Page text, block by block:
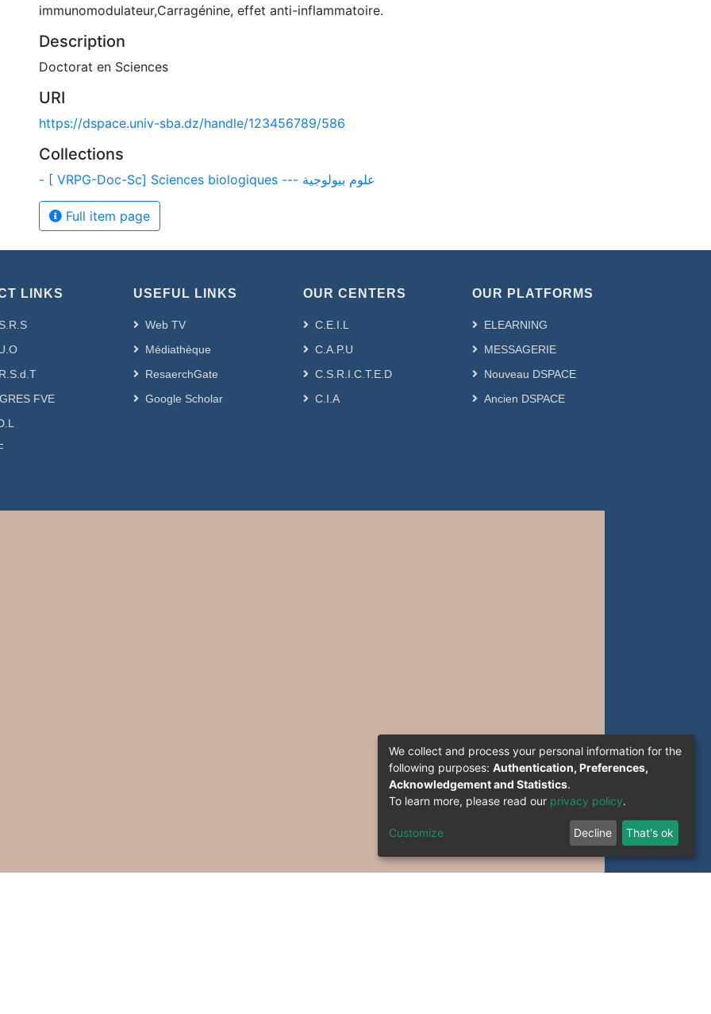
immunomodulateur,Carragénine, effet anti-inflammatoire.
Description
Doctorat en Sciences
URI
https://dspace.univ-sba.dz/handle/123456789/586
Collections
- [ VRPG-Doc-Sc] Sciences biologiques --- علوم بيولوجية
Full item page
LINKS
FVE
USEFUL LINKS
Web TV
Médiathèque
ResaerchGate
Google Scholar
OUR CENTERS
C.E.I.L
C.A.P.U
C.S.R.I.C.T.E.D
C.I.A
OUR PLATFORMS
ELEARNING
MESSAGERIE
Nouveau DSPACE
Ancien DSPACE
We collect and process your personal information for the
following purposes: Authentication, Preferences,
Acknowledgement and Statistics.
To learn more, please read our privacy policy.
Customize Decline That's ok